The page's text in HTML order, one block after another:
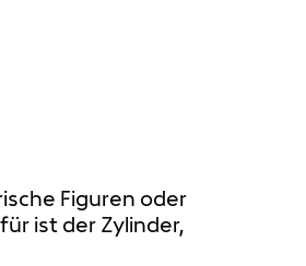
Figuren oder
ist der Zylinder,